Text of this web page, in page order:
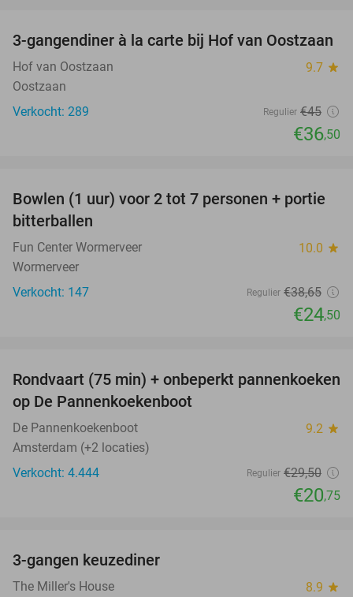
19%
3-gangendiner à la carte bij Hof van Oostzaan
Hof van Oostzaan 9.7 star
Oostzaan
Verkocht: 289
Regulier €45
€36,50
37%
Bowlen (1 uur) voor 2 tot 7 personen + portie
bitterballen
Fun Center Wormerveer 10.0 star
Wormerveer
Verkocht: 147
Regulier €38,65
€24,50
30%
Rondvaart (75 min) + onbeperkt pannenkoeken
op De Pannenkoekenboot
De Pannenkoekenboot 9.2 star
Amsterdam (+2 locaties)
Verkocht: 4.444
Regulier €29,50
€20,75
3-gangen keuzediner
The Miller's House 8.9 star